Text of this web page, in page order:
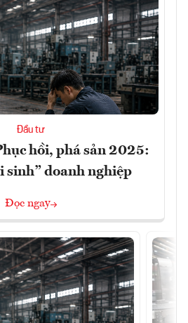
Đầu tư
hồi, phá sản 2025:
sinh” doanh nghiệp
Đọc ngay